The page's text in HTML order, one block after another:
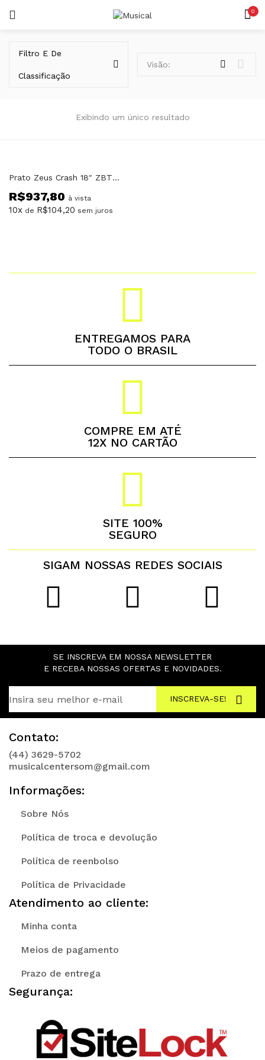
0
Exibindo um único resultado
Filtro E De
Classificação
Visão:
Prato Zeus Crash 18″ ZBTC18 Bent
R$937,80 à vista
10x de R$104,20 sem juros
ENTREGAMOS PARA
TODO O BRASIL
COMPRE EM ATÉ
12X NO CARTÃO
SITE 100%
SEGURO
SIGAM NOSSAS REDES SOCIAIS
SE INSCREVA EM NOSSA NEWSLETTER
E RECEBA NOSSAS OFERTAS E NOVIDADES.
INSCREVA-SE!
Contato:
(44) 3629-5702
musicalcentersom@gmail.com
Informações:
Sobre Nós
Política de troca e devolução
Política de reenbolso
Política de Privacidade
Atendimento ao cliente:
Minha conta
Meios de pagamento
Prazo de entrega
Segurança: